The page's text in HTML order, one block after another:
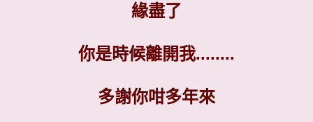
緣盡了
你是時候離開我........
多謝你咁多年來